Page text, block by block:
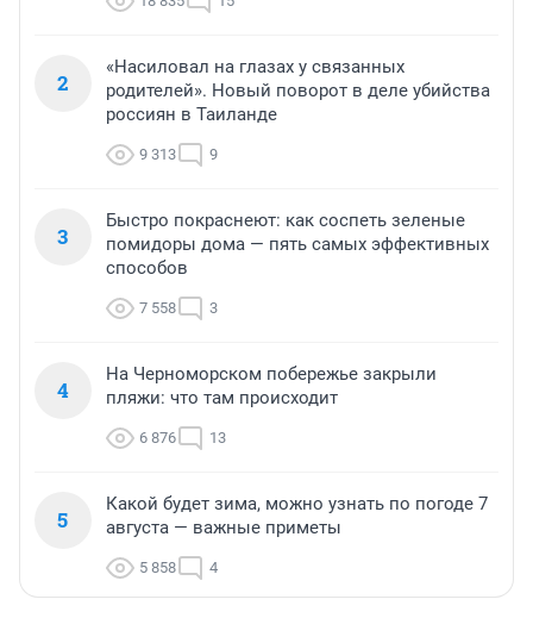
2
«Насиловал на глазах у связанных
родителей». Новый поворот в деле убийства
россиян в Таиланде
9 313 9
3
Быстро покраснеют: как соспеть зеленые
помидоры дома — пять самых эффективных
способов
7 558 3
4
На Черноморском побережье закрыли
пляжи: что там происходит
6 876 13
5
Какой будет зима, можно узнать по погоде 7
августа — важные приметы
5 858 4